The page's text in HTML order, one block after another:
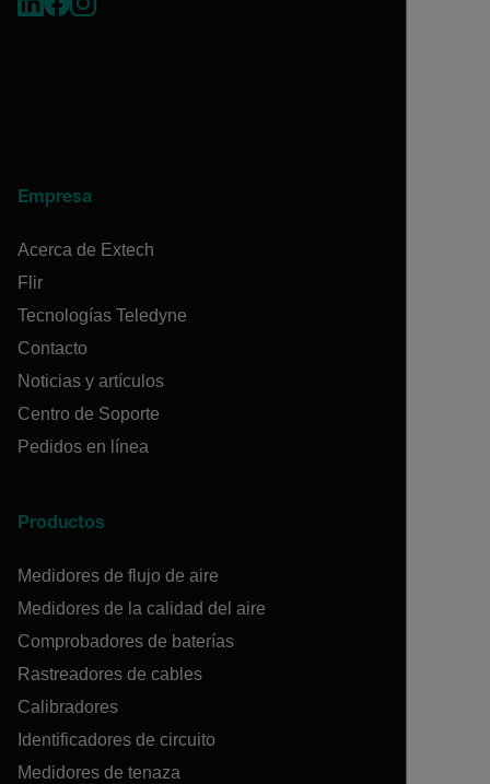
Empresa
Acerca de Extech
Flir
Tecnologías Teledyne
Contacto
Noticias y artículos
Centro de Soporte
Pedidos en línea
Productos
Medidores de flujo de aire
Medidores de la calidad del aire
Comprobadores de baterías
Rastreadores de cables
Calibradores
Identificadores de circuito
Medidores de tenaza